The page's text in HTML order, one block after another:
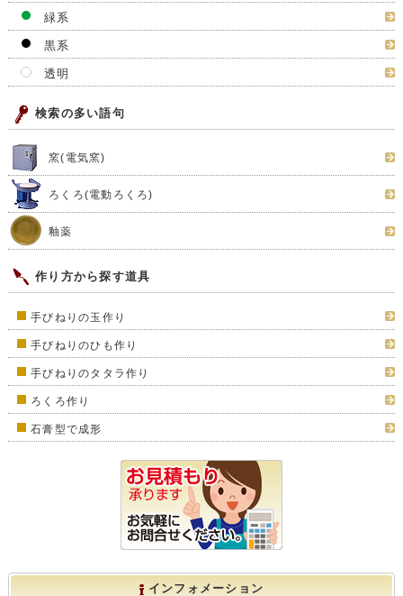
緑系
黒系
透明
検索の多い語句
窯(電気窯)
ろくろ(電動ろくろ)
釉薬
作り方から探す道具
手びねりの玉作り
手びねりのひも作り
手びねりのタタラ作り
ろくろ作り
石膏型で成形
インフォメーション